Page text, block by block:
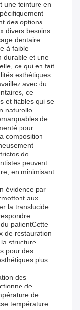
une teinture en
des options
divers besoins
dentaire
à faible
durable et une
ce qui en fait
esthétiques
avec du
ce
et fiables qui se
naturelle.
de
pour
composition
de
peuvent
en minimisant
évidence par
aux
la translucide
patientCette
de restauration
structure
pour des
plus
des
de
de
température